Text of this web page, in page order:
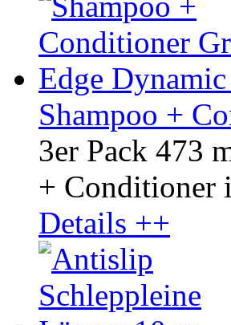
Shampoo +
3er Pack 473
+ Conditioner
Details ++